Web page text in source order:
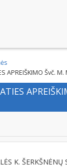
APREIŠKIMO Švč. M.
K. ŠERKŠNĖNŲ